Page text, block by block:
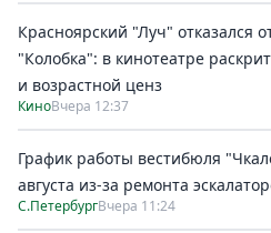
Красноярский "Луч" отказался
"Колобка": в кинотеатре
и возрастной ценз
КиноВчера 12:37
График работы вестибюля
августа из-за ремонта
С.ПетербургВчера 11:24